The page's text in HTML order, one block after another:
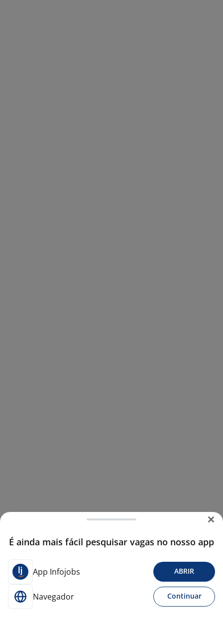
É ainda mais fácil pesquisar vagas no nosso app
App Infojobs ABRIR
Navegador Continuar